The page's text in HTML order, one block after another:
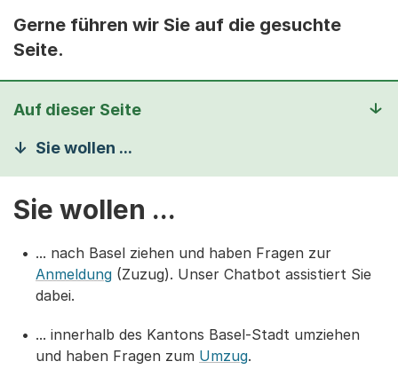
Gerne führen wir Sie auf die gesuchte
Seite.
Auf dieser Seite
Sie wollen ...
Sie wollen ...
... nach Basel ziehen und haben Fragen zur
Anmeldung (Zuzug). Unser Chatbot assistiert Sie
dabei.
... innerhalb des Kantons Basel-Stadt umziehen
und haben Fragen zum Umzug.